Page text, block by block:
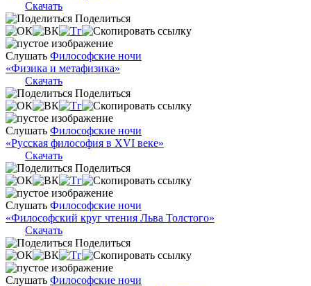
Скачать
Поделиться
Слушать Философские ночи
«Физика и метафизика»
Скачать
Поделиться
Слушать Философские ночи
«Русская философия в XVI веке»
Скачать
Поделиться
Слушать Философские ночи
«Философский круг чтения Льва Толстого»
Скачать
Поделиться
Слушать Философские ночи